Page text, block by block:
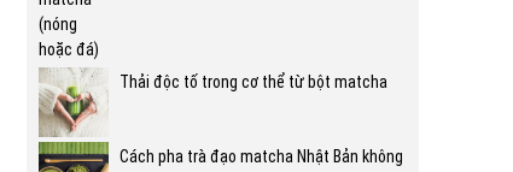
Thải độc tố trong cơ thể từ bột matcha
Cách pha trà đạo matcha Nhật Bản không